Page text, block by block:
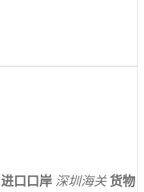
进口口岸 深圳海关 货物